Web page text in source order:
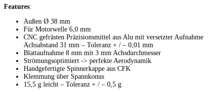
Features:
Außen Ø 38 mm
Für Motorwelle 6,0 mm
CNC gefrästen Präzisionsmittel aus Alu mit versetzter Aufnahme
Achsabstand 31 mm – Toleranz + / – 0,01 mm
Blattaufnahme 8 mm mit 3 mm Achsdurchmesser
Strömungsoptimiert -> perfekte Aerodynamik
Handgefertigte Spinnerkappe aus CFK
Klemmung über Spannkonus
15,5 g leicht – Toleranz + / – 0,5 g